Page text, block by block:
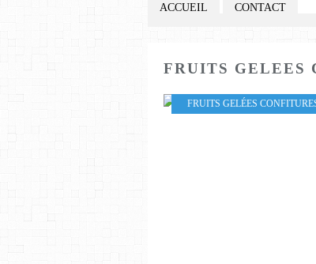
ACCUEIL CONTACT
FRUITS GELEES
FRUITS GELÉES